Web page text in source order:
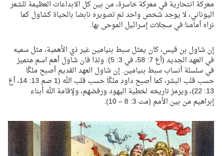
معركة انتحارية في معركة خاسرة، من بين كل الابداعات العظيمة للشعر
اليوناني، لا يوجد شخص واحد تم تصويره نابضا بالحياة كشاول كما
نراه أمامنا في سجلات إسرائيل الموحى بها.
إن شاول بن قيس، كان يمثل سبط بنيامين غير ذي الأهمية، مثل سميه
في العهد الجديد (أع 7: 58، في 3: 5): ولذا فان شاول أهم اسم متميز
في سلسلة أنساب سبط بنيامين. إن شاول العهد القديم أصبح ملكًا
حسب قلب البشر، كما أصبح داود ملكًا حسب قلب الله (1 صم 13: 14، أع
13: 22)، ويرمز تاريخه لخطية اليهود ورفضهم، ولإقامة الله أبناء
إبراهيم من بين الأمم (مت 3: 8 – 10).